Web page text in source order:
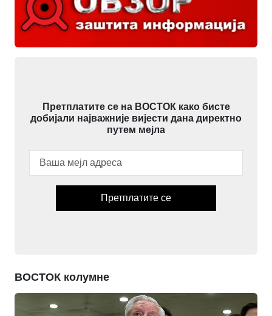
Претплатите се на ВОСТОК како бисте
добијали најважније вијести дана директно
путем мејла
Претплатите се
ВОСТОК колумне